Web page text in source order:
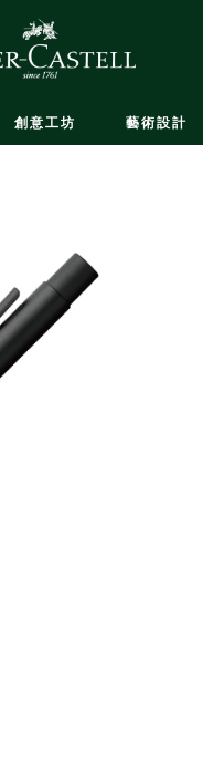
創意工坊 藝術設計